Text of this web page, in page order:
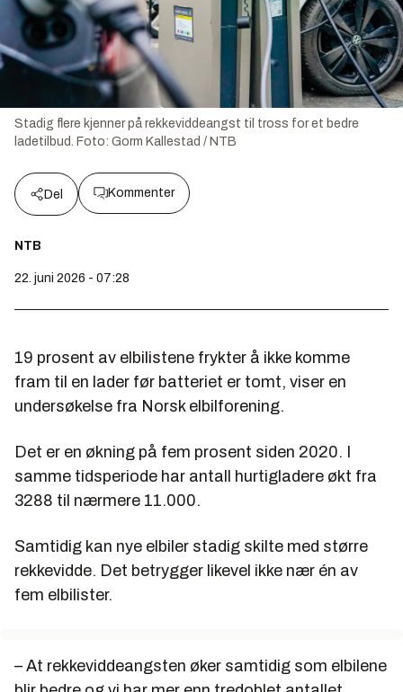
Stadig flere kjenner på rekkeviddeangst til tross for et bedre
ladetilbud.
Foto: Gorm Kallestad / NTB
Del Kommenter
NTB
22. juni 2026 - 07:28
19 prosent av elbilistene frykter å ikke komme
fram til en lader før batteriet er tomt, viser en
undersøkelse fra Norsk elbilforening.
Det er en økning på fem prosent siden 2020. I
samme tidsperiode har antall hurtigladere økt fra
3288 til nærmere 11.000.
Samtidig kan nye elbiler stadig skilte med større
rekkevidde. Det betrygger likevel ikke nær én av
fem elbilister.
– At rekkeviddeangsten øker samtidig som elbilene